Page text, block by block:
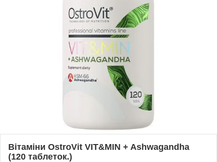
Вітаміни OstroVit VIT&MIN + Ashwagandha
(120 таблеток.)